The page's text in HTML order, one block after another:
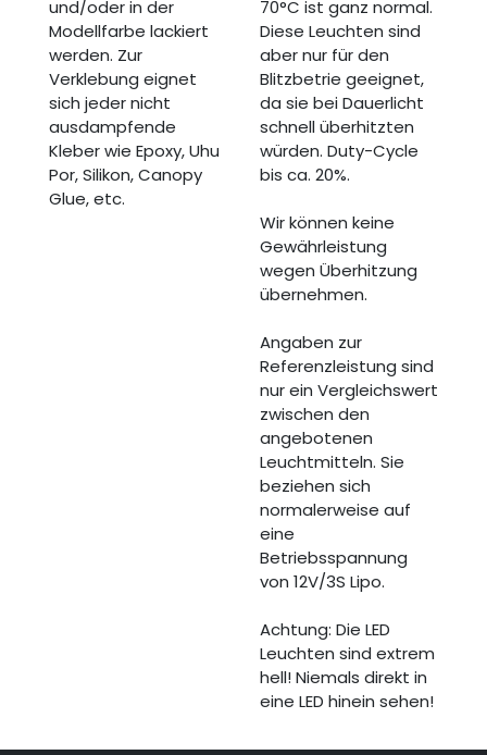
und/oder in der
Modellfarbe lackiert
werden. Zur
Verklebung eignet
sich jeder nicht
ausdampfende
Kleber wie Epoxy, Uhu
Por, Silikon, Canopy
Glue, etc.
70°C ist ganz normal.
Diese Leuchten sind
aber nur für den
Blitzbetrie geeignet,
da sie bei Dauerlicht
schnell überhitzten
würden. Duty-Cycle
bis ca. 20%.
Wir können keine
Gewährleistung
wegen Überhitzung
übernehmen.
Angaben zur
Referenzleistung sind
nur ein Vergleichswert
zwischen den
angebotenen
Leuchtmitteln. Sie
beziehen sich
normalerweise auf
eine
Betriebsspannung
von 12V/3S Lipo.
Achtung: Die LED
Leuchten sind extrem
hell! Niemals direkt in
eine LED hinein sehen!